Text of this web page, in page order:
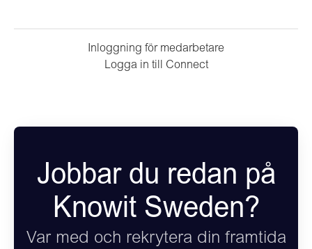
Inloggning för medarbetare
Logga in till Connect
Jobbar du redan på
Knowit Sweden?
Var med och rekrytera din framtida